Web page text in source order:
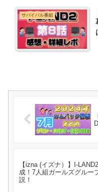
サバイバル番組
【izna (イズナ）】I-
成！7人組ガールズグルー
説！